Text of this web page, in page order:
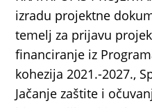
izradu projektne
temelj za prijavu
financiranje iz
kohezija 2021.-2027.,
Jačanje zaštite i